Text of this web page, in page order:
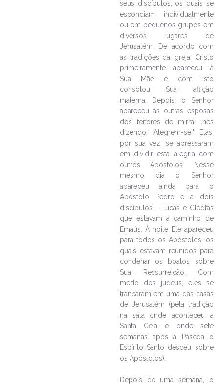
seus discípulos, os quais se
escondiam individualmente
ou em pequenos grupos em
diversos lugares de
Jerusalém. De acordo com
as tradições da Igreja, Cristo
primeiramente apareceu à
Sua Mãe e com isto
consolou Sua aflição
materna. Depois, o Senhor
apareceu às outras esposas
dos feitores de mirra, lhes
dizendo: "Alegrem-se!" Elas,
por sua vez, se apressaram
em dividir esta alegria com
outros Apóstolos. Nesse
mesmo dia o Senhor
apareceu ainda para o
Apóstolo Pedro e a dois
discípulos - Lucas e Cléofas
que estavam a caminho de
Emaús. À noite Ele apareceu
para todos os Apóstolos, os
quais estavam reunidos para
condenar os boatos sobre
Sua Ressurreição. Com
medo dos judeus, eles se
trancaram em uma das casas
de Jerusalém (pela tradição
na sala onde aconteceu a
Santa Ceia e onde sete
semanas após a Páscoa o
Espírito Santo desceu sobre
os Apóstolos).
Depois de uma semana, o